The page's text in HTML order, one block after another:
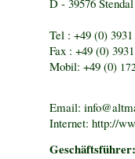
D - 39576 Stendal
Tel : +49 (0)
Fax : +49 (0)
Mobil: +49 (0)
Email:
Internet: http://
Geschäftsführer: